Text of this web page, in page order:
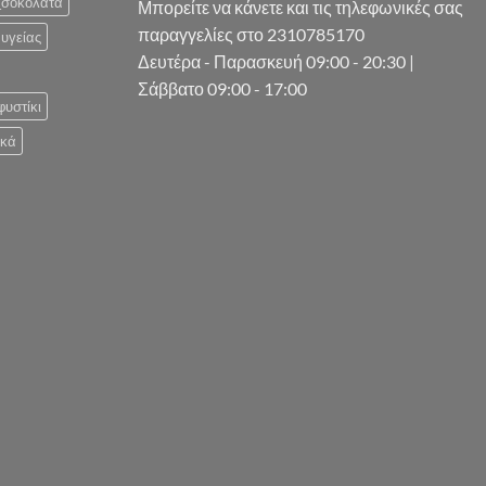
Μπορείτε να κάνετε και τις τηλεφωνικές σας
παραγγελίες στο 2310785170
Δευτέρα - Παρασκευή 09:00 - 20:30 |
Σάββατο 09:00 - 17:00